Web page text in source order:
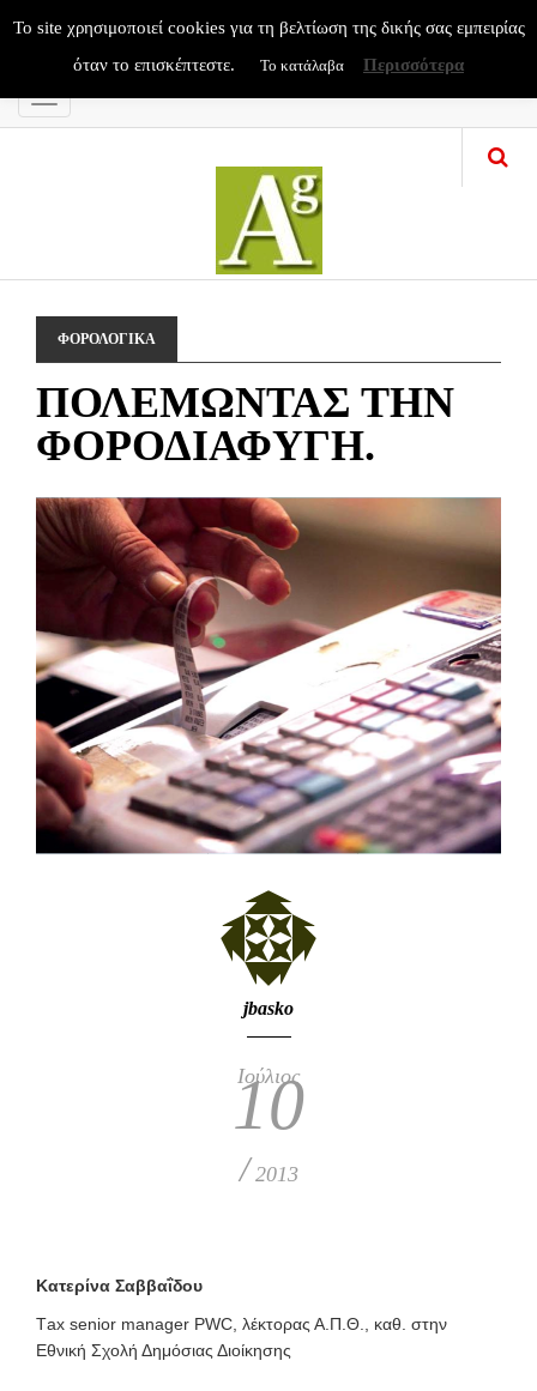
Menu
ΦΟΡΟΛΟΓΙΚΑ
ΠΟΛΕΜΩΝΤΑΣ ΤΗΝ
ΦΟΡΟΔΙΑΦΥΓΗ.
jbasko
Ιούλιος
10
/2013
Κατερίνα Σαββαΐδου
Τax senior manager PWC, λέκτορας Α.Π.Θ., καθ. στην
Εθνική Σχολή Δημόσιας Διοίκησης
To site χρησιμοποιεί cookies για τη βελτίωση της δικής σας εμπειρίας
όταν το επισκέπτεστε.
Το κατάλαβα Περισσότερα